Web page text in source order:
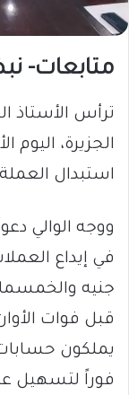
متابعات-
​ترأس الأستاذ
الجزيرة، اليوم
استبدال العملة
ووجه الوالي
في إيداع
جنيه
قبل فوات
يملكون
فوراً لتسهيل